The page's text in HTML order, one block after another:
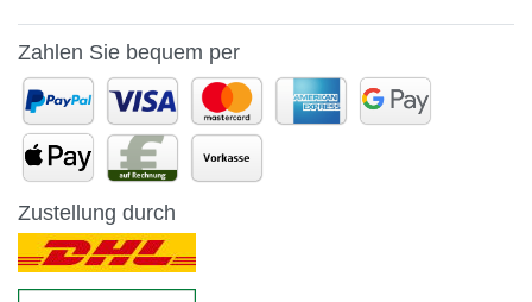
Zahlen Sie bequem per
Zustellung durch